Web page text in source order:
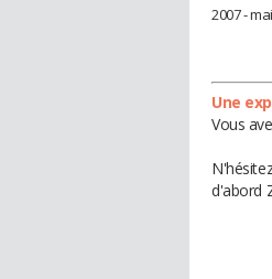
2007 -
Une
Vous
d'abord